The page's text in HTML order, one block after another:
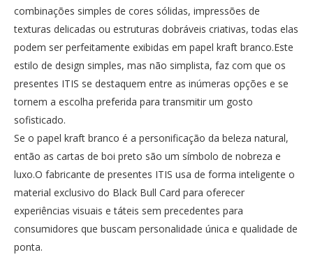
combinações simples de cores sólidas, impressões de
texturas delicadas ou estruturas dobráveis ​​criativas, todas elas
podem ser perfeitamente exibidas em papel kraft branco.Este
estilo de design simples, mas não simplista, faz com que os
presentes ITIS se destaquem entre as inúmeras opções e se
tornem a escolha preferida para transmitir um gosto
sofisticado.
Se o papel kraft branco é a personificação da beleza natural,
então as cartas de boi preto são um símbolo de nobreza e
luxo.O fabricante de presentes ITIS usa de forma inteligente o
material exclusivo do Black Bull Card para oferecer
experiências visuais e táteis sem precedentes para
consumidores que buscam personalidade única e qualidade de
ponta.